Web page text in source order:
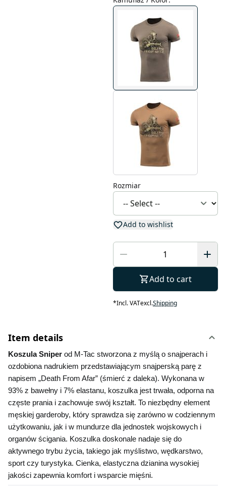
Rozmiar
Add to wishlist
Add to cart
*Incl. VATexcl.Shipping
Item details
Koszula Sniper od M-Tac stworzona z myślą o snajperach i
ozdobiona nadrukiem przedstawiającym snajperską parę z
napisem „Death From Afar” (śmierć z daleka). Wykonana w
93% z bawełny i 7% elastanu, koszulka jest trwała, odporna na
częste prania i zachowuje swój kształt. To niezbędny element
męskiej garderoby, który sprawdza się zarówno w codziennym
użytkowaniu, jak i w mundurze dla jednostek wojskowych i
organów ścigania. Koszulka doskonale nadaje się do
aktywnego trybu życia, takiego jak myślistwo, wędkarstwo,
sport czy turystyka. Cienka, elastyczna dzianina wysokiej
jakości zapewnia komfort i wsparcie mięśni.